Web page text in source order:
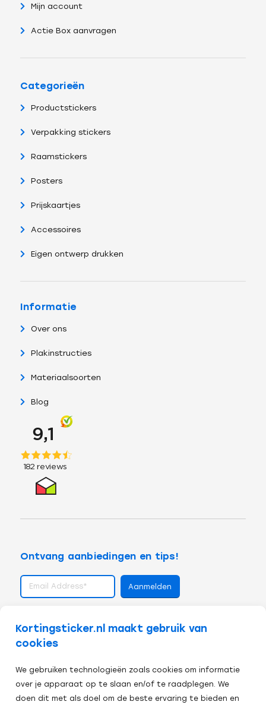
Kortingsticker.nl maakt gebruik van
cookies
We gebruiken technologieën zoals cookies om informatie
over je apparaat op te slaan en/of te raadplegen. We
doen dit met als doel om de beste ervaring te bieden en
Mijn account
Actie Box aanvragen
Categorieën
Productstickers
Verpakking stickers
Raamstickers
Posters
Prijskaartjes
Accessoires
Eigen ontwerp drukken
Informatie
Over ons
Plakinstructies
Materiaalsoorten
Blog
Ontvang aanbiedingen en tips!